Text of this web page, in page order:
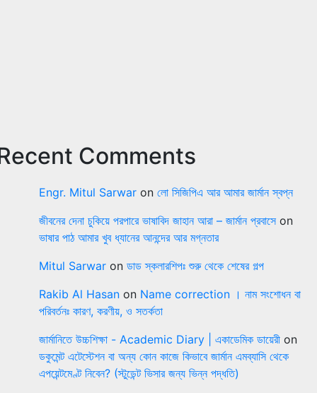
Comments
Engr. Mitul Sarwar on লো সিজিপিএ আর আমার জার্মান স্বপ্ন
জীবনের দেনা চুকিয়ে পরপারে ভাষাবিদ জাহান আরা – জার্মান প্রবাসেon
ভাষার পাঠ আমার খুব ধ্যানের আনন্দের আর মগ্নতার
Mitul Sarwar on ডাড স্কলারশিপঃ শুরু থেকে শেষের গল্প
Rakib Al Hasan on Name correction । নাম সংশোধন বা
পরিবর্তনঃ কারণ, করণীয়, ও সতর্কতা
জার্মানিতে উচ্চশিক্ষা - Academic Diary | একাডেমিক ডায়েরী on
ডকুমেন্ট এটেস্টেশন বা অন্য কোন কাজে কিভাবে জার্মান এমব্যাসি থেকে
এপয়েন্টমেণ্ট নিবেন? (স্টুডেন্ট ভিসার জন্য ভিন্ন পদ্ধতি)